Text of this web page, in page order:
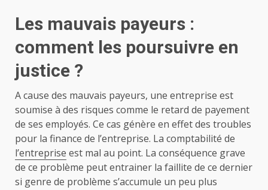
Les mauvais payeurs :
comment les poursuivre en
justice ?
A cause des mauvais payeurs, une entreprise est
soumise à des risques comme le retard de payement
de ses employés. Ce cas génère en effet des troubles
pour la finance de l’entreprise. La comptabilité de
l’entreprise est mal au point. La conséquence grave
de ce problème peut entrainer la faillite de ce dernier
si genre de problème s’accumule un peu plus